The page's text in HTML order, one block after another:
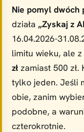
Nie pomyl dwóch
działa „Zyskaj z
16.04.2026-
limitu wieku, ale z
zł zamiast 500
tylko jeden. Jeśli
obie, zanim
podobne, a
czterokrotnie.